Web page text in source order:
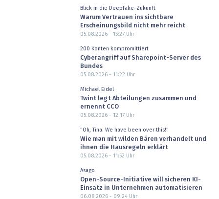
Blick in die Deepfake-Zukunft
Warum Vertrauen ins sichtbare
Erscheinungsbild nicht mehr reicht
05.08.2026 - 15:27Uhr
200 Konten kompromittiert
Cyberangriff auf Sharepoint-Server des
Bundes
05.08.2026 - 11:22 Uhr
Michael Eidel
Twint legt Abteilungen zusammen und
ernennt CCO
05.08.2026 - 12:17Uhr
"Oh, Tina. We have been over this!"
Wie man mit wilden Bären verhandelt und
ihnen die Hausregeln erklärt
05.08.2026 - 11:52 Uhr
Asago
Open-Source-Initiative will sicheren KI-
Einsatz in Unternehmen automatisieren
06.08.2026 - 09:24Uhr